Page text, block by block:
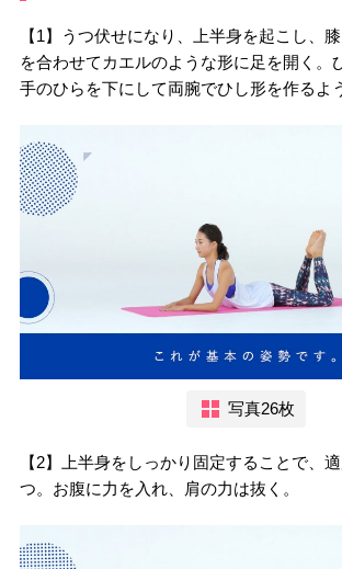
【1】うつ伏せになり、上半身を起こし、
を合わせてカエルのような形に足を開く。
手のひらを下にして両腕でひし形を作るよ
写真26枚
【2】上半身をしっかり固定することで、
つ。お腹に力を入れ、肩の力は抜く。